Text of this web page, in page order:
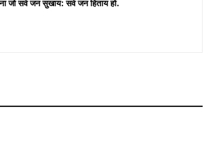
जो सर्व जन सुखाय: सर्व जन हिताय हो.